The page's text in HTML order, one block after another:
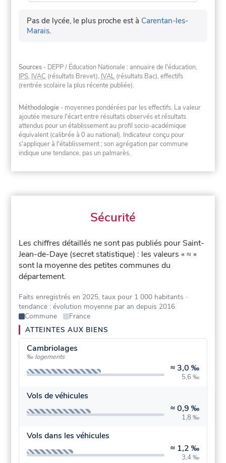
Pas de lycée, le plus proche est à Carentan-les-
Marais.
Sources - DEPP / Éducation Nationale : annuaire de l'éducation,
IPS, IVAC (résultats Brevet), IVAL (résultats Bac), effectifs
(rentrée scolaire la plus récente publiée).
Méthodologie - moyennes pondérées par les effectifs. La valeur
ajoutée mesure l'écart entre résultats observés et résultats
attendus pour un établissement au profil socio-académique
équivalent (calibrée à 0 au national). Indicateur conçu pour
s'appliquer à l'établissement ; son agrégation par commune
indique une tendance, pas un palmarès.
Sécurité
Les chiffres détaillés ne sont pas publiés pour Saint-
Jean-de-Daye (secret statistique) : les valeurs « ≈ »
sont la moyenne des petites communes du
département.
Faits enregistrés en 2025, taux pour 1 000 habitants ·
tendance : évolution moyenne par an depuis 2016
Commune
France
ATTEINTES AUX BIENS
Cambriolages
‰ logements
≈ 3,0 ‰
5,6 ‰
Vols de véhicules
≈0,9 ‰
1,8 ‰
Vols dans les véhicules
≈ 1,2 ‰
3,4 ‰